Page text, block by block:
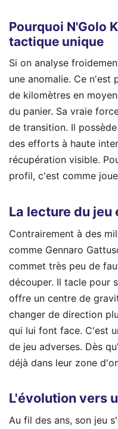
Pourquoi N'Golo
tactique unique
Si on analyse
une anomalie. Ce n'est
de kilomètres en
du panier. Sa vraie
de transition. Il
des efforts à haute
récupération visible.
profil, c'est comme
La lecture du
Contrairement à des
comme Gennaro
commet très peu de
découper. Il tacle pour
offre un centre de
changer de direction
qui lui font face. C'est
de jeu adverses. Dès
déjà dans leur zone
L'évolution vers
Au fil des ans, son jeu